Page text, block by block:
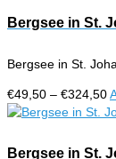
Bergsee in St.
Bergsee in St.
€49,50 – €324,50
Bergsee in St.